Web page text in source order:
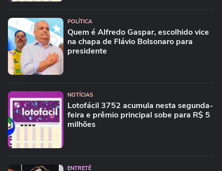
POLÍTICA
Quem é Alfredo Gaspar, escolhido vice
na chapa de Flávio Bolsonaro para
presidente
NOTÍCIAS
Lotofácil 3752 acumula nesta segunda-
feira e prêmio principal sobe para R$ 5
milhões
ENTRETÊ